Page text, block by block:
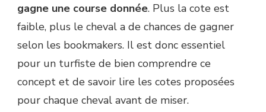
gagne une course donnée. Plus la cote est
faible, plus le cheval a de chances de gagner
selon les bookmakers. Il est donc essentiel
pour un turfiste de bien comprendre ce
concept et de savoir lire les cotes proposées
pour chaque cheval avant de miser.